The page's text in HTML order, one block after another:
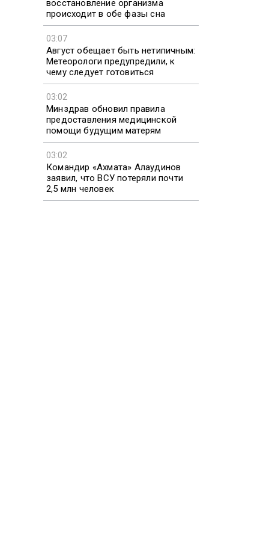
восстановление организма
происходит в обе фазы сна
03:07
Август обещает быть нетипичным:
Метеорологи предупредили, к
чему следует готовиться
03:02
Минздрав обновил правила
предоставления медицинской
помощи будущим матерям
03:02
Командир «Ахмата» Алаудинов
заявил, что ВСУ потеряли почти
2,5 млн человек